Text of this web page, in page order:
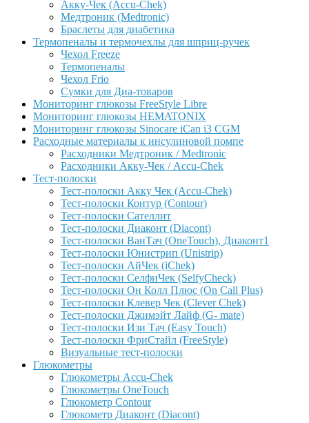
Акку-Чек (Accu-Chek)
Медтроник (Medtronic)
Браслеты для диабетика
Термопеналы и термочехлы для шприц-ручек
Чехол Freeze
Термопеналы
Чехол Frio
Сумки для Диа-товаров
Мониторинг глюкозы FreeStyle Libre
Мониторинг глюкозы HEMATONIX
Мониторинг глюкозы Sinocare iCan i3 CGM
Расходные материалы к инсулиновой помпе
Расходники Медтроник / Medtronic
Расходники Акку-Чек / Accu-Chek
Тест-полоски
Тест-полоски Акку Чек (Accu-Chek)
Тест-полоски Контур (Contour)
Тест-полоски Сателлит
Тест-полоски Диаконт (Diacont)
Тест-полоски ВанТач (OneTouch), Диаконт1
Тест-полоски Юнистрип (Unistrip)
Тест-полоски АйЧек (iChek)
Тест-полоски СелфиЧек (SelfyCheck)
Тест-полоски Он Колл Плюс (On Call Plus)
Тест-полоски Клевер Чек (Clever Chek)
Тест-полоски Джимэйт Лайф (G- mate)
Тест-полоски Изи Тач (Easy Touch)
Тест-полоски ФриCтайл (FreeStyle)
Визуальные тест-полоски
Глюкометры
Глюкометры Accu-Сhek
Глюкометры OneTouch
Глюкометр Contour
Глюкометр Диаконт (Diacont)